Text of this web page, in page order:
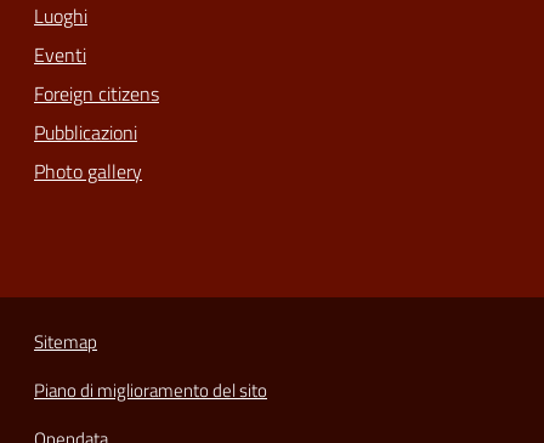
Luoghi
Eventi
Foreign citizens
Pubblicazioni
Photo gallery
Sitemap
Piano di miglioramento del sito